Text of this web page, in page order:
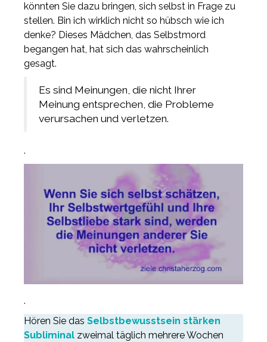
könnten Sie dazu bringen, sich selbst in Frage zu
stellen. Bin ich wirklich nicht so hübsch wie ich
denke? Dieses Mädchen, das Selbstmord
begangen hat, hat sich das wahrscheinlich
gesagt.
Es sind Meinungen, die nicht Ihrer
Meinung entsprechen, die Probleme
verursachen und verletzen.
.
.
Hören Sie das Selbstbewusstsein stärken
Subliminal zweimal täglich mehrere Wochen